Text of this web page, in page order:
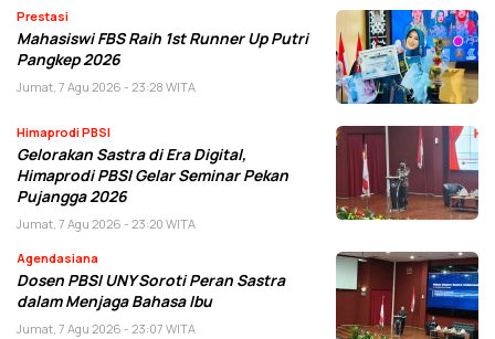
Prestasi
Mahasiswi FBS Raih 1st Runner Up Putri
Pangkep 2026
Jumat, 7 Agu 2026 - 23:28 WITA
Himaprodi PBSI
Gelorakan Sastra di Era Digital,
Himaprodi PBSI Gelar Seminar Pekan
Pujangga 2026
Jumat, 7 Agu 2026 - 23:20 WITA
Agendasiana
Dosen PBSI UNY Soroti Peran Sastra
dalam Menjaga Bahasa Ibu
Jumat, 7 Agu 2026 - 23:07 WITA